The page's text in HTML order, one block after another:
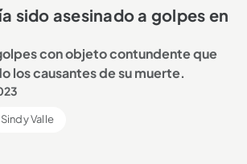
sido asesinado a golpes en
con objeto contundente que
los causantes de su muerte.
Sindy Valle